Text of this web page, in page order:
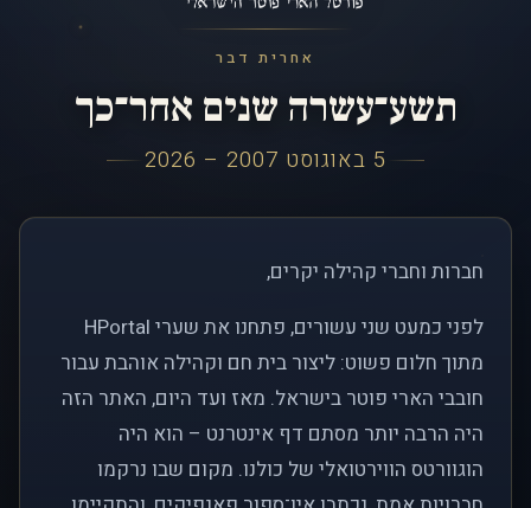
אחרית דבר
תשע־עשרה שנים אחר־כך
5 באוגוסט 2007 – 2026
חברות וחברי קהילה יקרים,
לפני כמעט שני עשורים, פתחנו את שערי HPortal
מתוך חלום פשוט: ליצור בית חם וקהילה אוהבת עבור
חובבי הארי פוטר בישראל. מאז ועד היום, האתר הזה
היה הרבה יותר מסתם דף אינטרנט – הוא היה
הוגוורטס הווירטואלי של כולנו. מקום שבו נרקמו